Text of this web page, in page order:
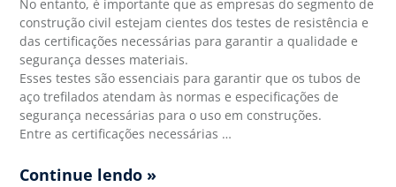
No entanto, é importante que as empresas do segmento de
construção civil estejam cientes dos testes de resistência e
das certificações necessárias para garantir a qualidade e
segurança desses materiais.
Esses testes são essenciais para garantir que os tubos de
aço trefilados atendam às normas e especificações de
segurança necessárias para o uso em construções.
Entre as certificações necessárias …
Continue lendo »